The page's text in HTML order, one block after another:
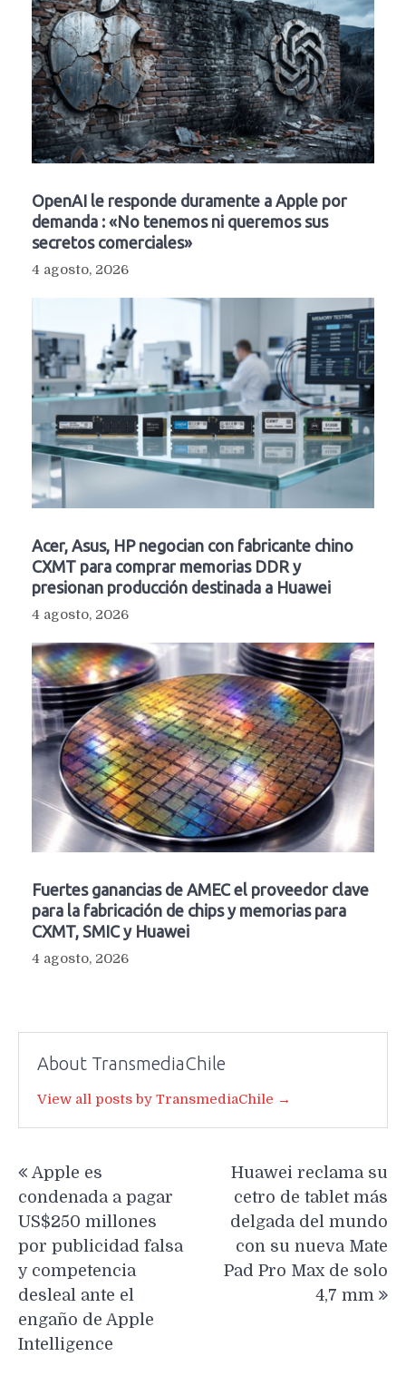
OpenAI le responde duramente a Apple por
demanda : «No tenemos ni queremos sus
secretos comerciales»
4 agosto, 2026
Acer, Asus, HP negocian con fabricante chino
CXMT para comprar memorias DDR y
presionan producción destinada a Huawei
4 agosto, 2026
Fuertes ganancias de AMEC el proveedor clave
para la fabricación de chips y memorias para
CXMT, SMIC y Huawei
4 agosto, 2026
About TransmediaChile
View all posts by TransmediaChile →
entradas
Apple es
condenada a pagar
US$250 millones
por publicidad falsa
y competencia
desleal ante el
engaño de Apple
Intelligence
Huawei reclama su
cetro de tablet más
delgada del mundo
con su nueva Mate
Pad Pro Max de solo
4,7 mm